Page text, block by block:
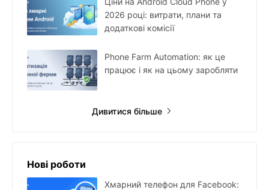
2026 році: витрати, плани та
додаткові комісії
Phone Farm Automation: як це
працює і як на цьому заробляти
Дивитися більше
Нові роботи
Хмарний телефон для Facebook: